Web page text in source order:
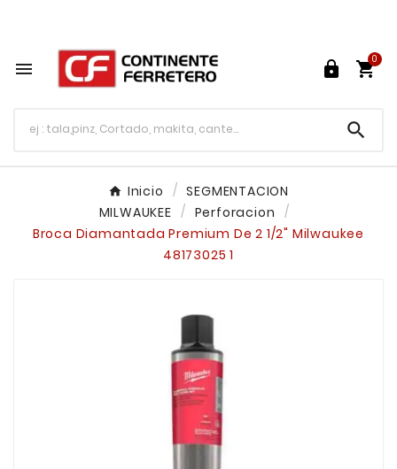
  
0

Inicio
SEGMENTACION
MILWAUKEE
Perforacion
Broca Diamantada Premium De 2 1/2" Milwaukee
48173025 1